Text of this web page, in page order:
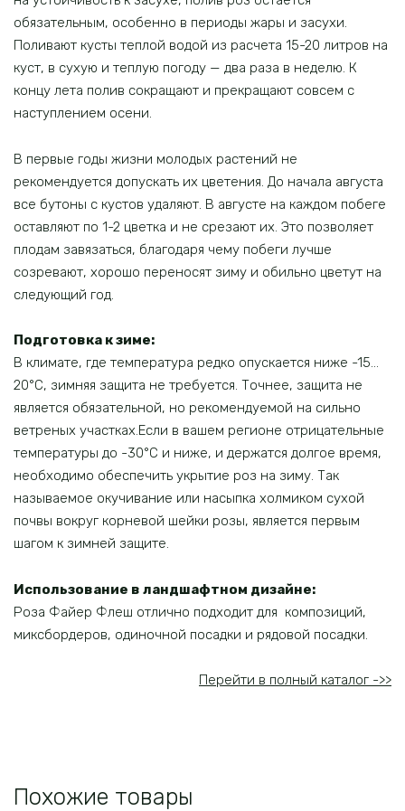
обязательным, особенно в периоды жары и засухи.
Поливают кусты теплой водой из расчета 15-20 литров на
куст, в сухую и теплую погоду — два раза в неделю. К
концу лета полив сокращают и прекращают совсем с
наступлением осени.
В первые годы жизни молодых растений не
рекомендуется допускать их цветения. До начала августа
все бутоны с кустов удаляют. В августе на каждом побеге
оставляют по 1-2 цветка и не срезают их. Это позволяет
плодам завязаться, благодаря чему побеги лучше
созревают, хорошо переносят зиму и обильно цветут на
следующий год.
Подготовка к зиме:
В климате, где температура редко опускается ниже -15…
20°C, зимняя защита не требуется. Точнее, защита не
является обязательной, но рекомендуемой на сильно
ветреных участках.Если в вашем регионе отрицательные
температуры до -30°C и ниже, и держатся долгое время,
необходимо обеспечить укрытие роз на зиму. Так
называемое окучивание или насыпка холмиком сухой
почвы вокруг корневой шейки розы, является первым
шагом к зимней защите.
Использование в ландшафтном дизайне:
Роза Файер Флеш отлично подходит для композиций,
миксбордеров, одиночной посадки и рядовой посадки.
Перейти в полный каталог ->>
Похожие товары